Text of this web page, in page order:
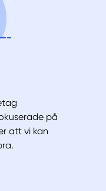
på
att vi kan